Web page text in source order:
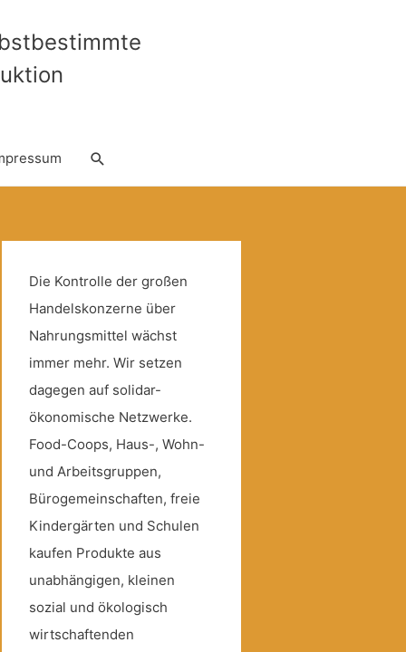
Suche
Die Kontrolle der großen
Handelskonzerne über
Nahrungsmittel wächst
immer mehr. Wir setzen
dagegen auf solidar-
ökonomische Netzwerke.
Food-Coops, Haus-, Wohn-
und Arbeitsgruppen,
Bürogemeinschaften, freie
Kindergärten und Schulen
kaufen Produkte aus
unabhängigen, kleinen
sozial und ökologisch
wirtschaftenden